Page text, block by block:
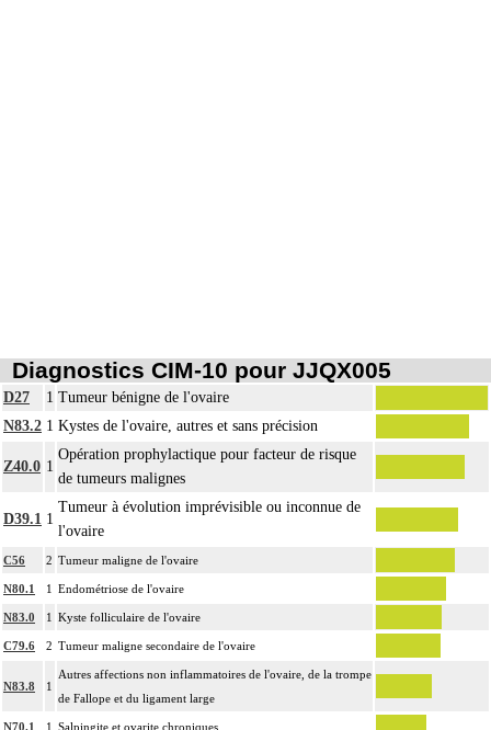
examen anatomopathologique de pièce d'exérèse de groupes lymphonodaux
[ganglionnaires lymphatiques] différenciés par le préleveur ou de pièce de
curage lymphonodal [ganglionnaire]
8.1.9
L'examen histopathologique de fragments d'exérèse inclut : l'échantillonnage, la
fixation, l'inclusion, la préparation microscopique avec une coloration standard
à base d'hémalun ou d'hématoxyline-éosine ou de phloxine avec ou sans safran,
avec ou sans photographie, l'interprétation, les éventuels réexamens aux divers
stades de réalisation, le compte rendu, le codage
Avec ou sans : coloration spéciale
8.1.9
L'examen anatomopathologique, inclut : l'examen macroscopique et
microscopique de pièce d'exérèse
8.1.9
L'examen anatomopathologique d'un organe inclut : l'examen du feuillet
Diagnostics CIM-10 pour JJQX005
D27 1 Tumeur bénigne de l'ovaire
N83.2 1 Kystes de l'ovaire, autres et sans précision
Z40.0 1
Opération prophylactique pour facteur de risque
de tumeurs malignes
D39.1 1
Tumeur à évolution imprévisible ou inconnue de
l'ovaire
C56 2 Tumeur maligne de l'ovaire
N80.1 1 Endométriose de l'ovaire
N83.0 1 Kyste folliculaire de l'ovaire
C79.6 2 Tumeur maligne secondaire de l'ovaire
N83.8 1
Autres affections non inflammatoires de l'ovaire, de la trompe
de Fallope et du ligament large
N70.1 1 Salpingite et ovarite chroniques